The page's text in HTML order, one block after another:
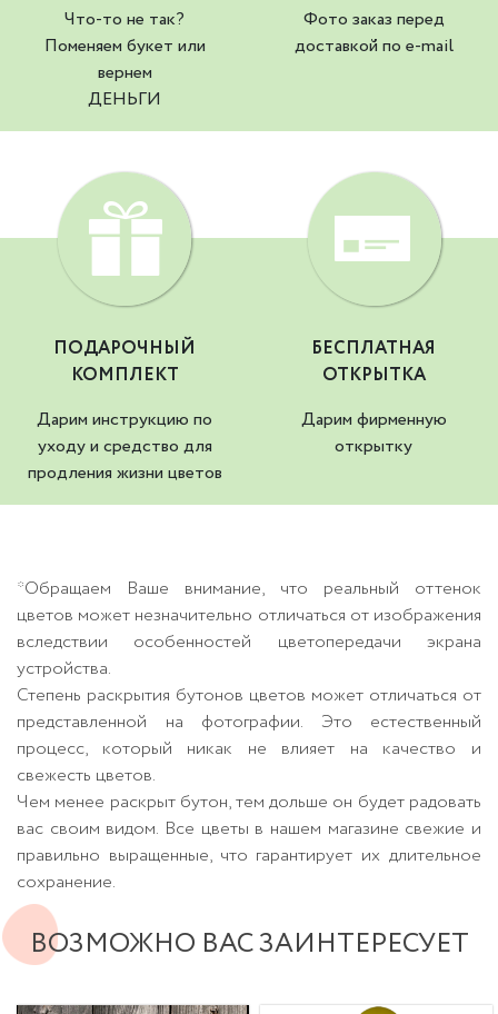
Что-то не так?
Поменяем букет или
вернем
ДЕНЬГИ
Фото заказ перед
доставкой по e-mail
ПОДАРОЧНЫЙ
КОМПЛЕКТ
Дарим инструкцию по
уходу и средство для
продления жизни цветов
БЕСПЛАТНАЯ
ОТКРЫТКА
Дарим фирменную
открытку
*Обращаем Ваше внимание, что реальный оттенок
цветов может незначительно отличаться от изображения
вследствии особенностей цветопередачи экрана
устройства.
Степень раскрытия бутонов цветов может отличаться от
представленной на фотографии. Это естественный
процесс, который никак не влияет на качество и
свежесть цветов.
Чем менее раскрыт бутон, тем дольше он будет радовать
вас своим видом. Все цветы в нашем магазине свежие и
правильно выращенные, что гарантирует их длительное
сохранение.
ВОЗМОЖНО ВАС ЗАИНТЕРЕСУЕТ